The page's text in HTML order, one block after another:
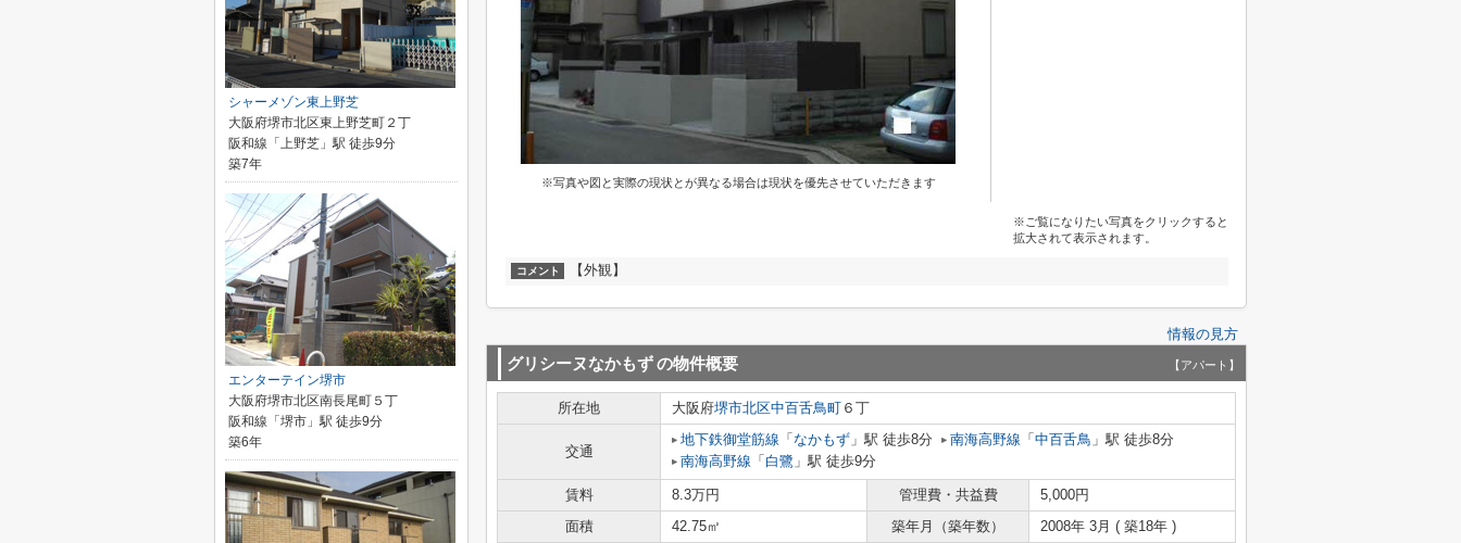
※写真や図と実際の現状とが異なる場合は現状を優先させていただきます
※ご覧になりたい写真をクリックすると
拡大されて表示されます。
コメント 【外観】
情報の見方
グリシーヌなかもずの物件概要 【アパート】
所在地 大阪府堺市北区中百舌鳥町 ６丁
交通
地下鉄御堂筋線 「 なかもず 」駅 徒歩8分 南海高野線 「 中百舌鳥 」駅 徒歩8分
南海高野線 「 白鷺 」駅 徒歩9分
賃料 8.3万円 管理費・共益費
5,000円
面積
42.75㎡ 築年月（築年数）
2008年 3月 ( 築18年 )
シャーメゾン東上野芝
大阪府堺市北区東上野芝町２丁
阪和線「上野芝」駅 徒歩9分
築7年
エンターテイン堺市
大阪府堺市北区南長尾町５丁
阪和線「堺市」駅 徒歩9分
築6年